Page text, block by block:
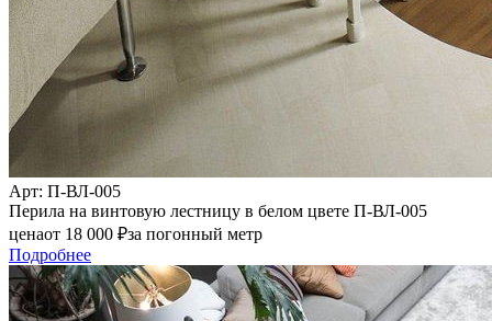
Арт: П-ВЛ-005
Перила на винтовую лестницу в белом цвете П-ВЛ-005
ценаот 18 000 ₽за погонный метр
Подробнее